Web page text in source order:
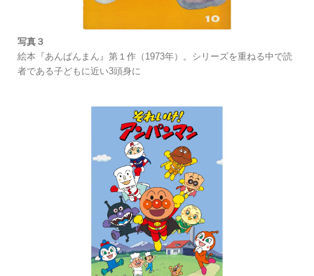
写真３
絵本『あんぱんまん』第１作（1973年）。シリーズを重ねる中で読
者である子どもに近い3頭身に